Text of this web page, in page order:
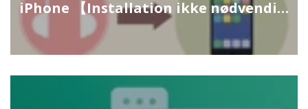
iPhone 【Installation ikke nødvendi…